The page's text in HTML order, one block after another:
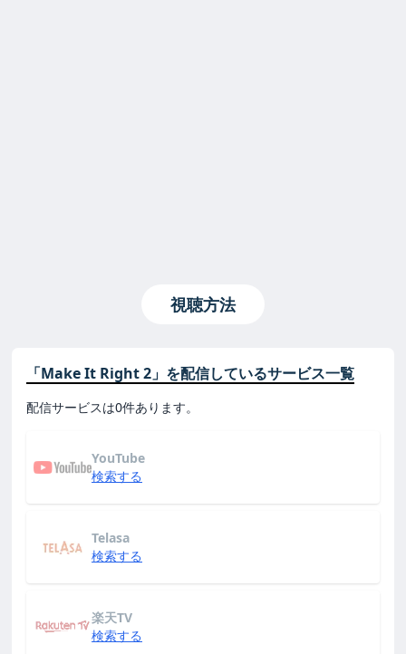
視聴方法
「Make It Right 2」を配信しているサービス一覧
配信サービスは0件あります。
YouTube
検索する
Telasa
検索する
楽天TV
検索する